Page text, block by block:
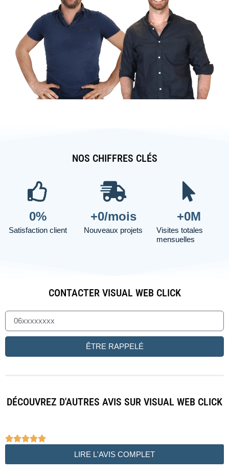
NOS CHIFFRES CLÉS
Satisfaction client
0%
Nouveaux projets
+0/mois
Visites totales
mensuelles
+0M
CONTACTER VISUAL WEB CLICK
ÊTRE RAPPELÉ
DÉCOUVREZ D'AUTRES AVIS SUR VISUAL WEB CLICK

LIRE L'AVIS COMPLET